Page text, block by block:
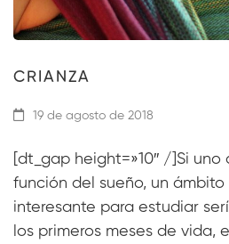
CRIANZA
19 de agosto de 2018
[dt_gap height=»10″ /]Si
función del sueño, un
interesante para estudiar
los primeros meses de vida,